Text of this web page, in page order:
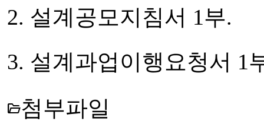
설계공모지침서 1부.
설계과업이행요청서 1
folder_open첨부파일